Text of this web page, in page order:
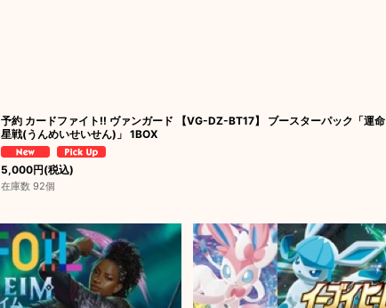
予約 カードファイト!! ヴァンガード 【VG-DZ-BT17】 ブースターパック「運命
星戦(うんめいせいせん)」 1BOX
5,000円(税込)
在庫数 92個